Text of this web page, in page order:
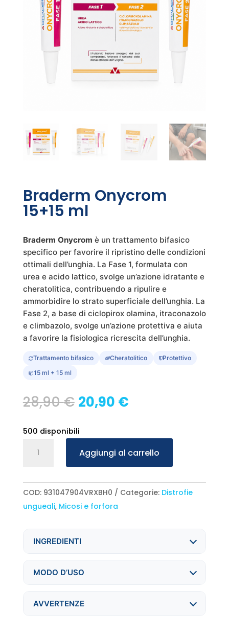
Braderm Onycrom
15+15 ml
Braderm Onycrom è un trattamento bifasico
specifico per favorire il ripristino delle condizioni
ottimali dell’unghia. La Fase 1, formulata con
urea e acido lattico, svolge un’azione idratante e
cheratolitica, contribuendo a ripulire e
ammorbidire lo strato superficiale dell’unghia. La
Fase 2, a base di ciclopirox olamina, itraconazolo
e climbazolo, svolge un’azione protettiva e aiuta
a favorire la fisiologica ricrescita dell’unghia.
Trattamento bifasico Cheratolitico
Protettivo
15 ml + 15 ml
28,90€ Il
originale
era:
28,90 €.
20,90 €Il
è:
20,90 €.
500 disponibili
Onycrom
ml
quantità
Aggiungi al carrello
COD: 931047904VRXBH0 Categorie: Distrofie
ungueali, Micosi e forfora
INGREDIENTI
MODO D’USO
AVVERTENZE